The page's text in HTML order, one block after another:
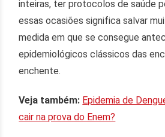
inteiras, ter protocolos de saúde
essas ocasiões significa salvar
medida em que se consegue
epidemiológicos clássicos das
enchente.
Veja também: Epidemia de
cair na prova do Enem?